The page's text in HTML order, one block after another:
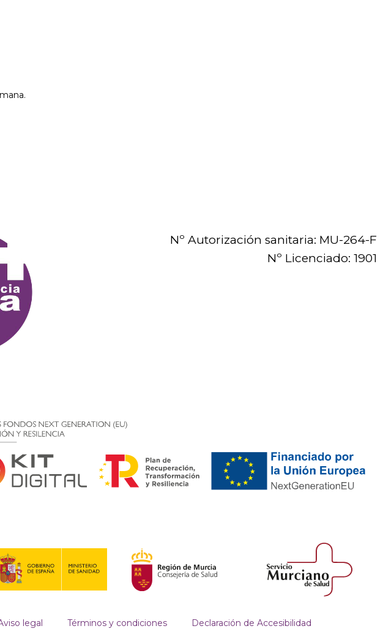
Nº Autorización sanitaria: MU-264-F
Nº Licenciado: 1901
legal Términos y condiciones Declaración de Accesibilidad